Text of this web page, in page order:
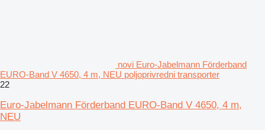
novi Euro-Jabelmann Förderband
EURO-Band V 4650, 4 m, NEU poljoprivredni transporter
22
Euro-Jabelmann Förderband EURO-Band V 4650, 4 m,
NEU